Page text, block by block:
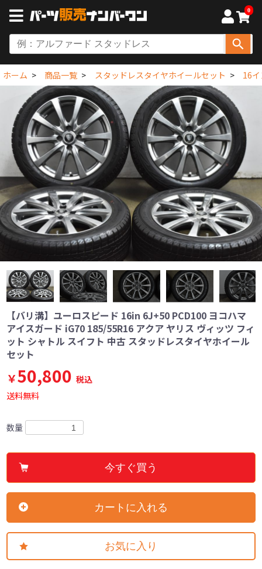
0
ホーム 商品一覧 スタッドレスタイヤホイールセット 16
【バリ溝】ユーロスピード 16in 6J+50 PCD100 ヨコハマ
アイスガード iG70 185/55R16 アクア ヤリス ヴィッツ フィ
ット シャトル スイフト 中古 スタッドレスタイヤホイール
セット
￥50,800 税込
送料無料
数量
今すぐ買う
カートに入れる
お気に入り